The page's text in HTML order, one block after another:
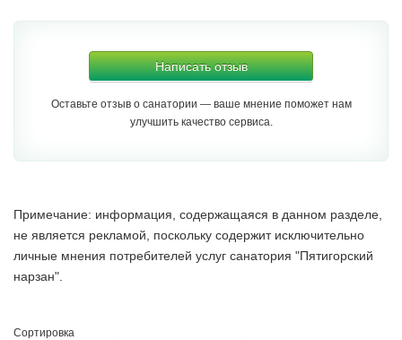
Написать отзыв
Оставьте отзыв о санатории — ваше мнение поможет нам
улучшить качество сервиса.
Примечание: информация, содержащаяся в данном разделе,
не является рекламой, поскольку содержит исключительно
личные мнения потребителей услуг санатория "Пятигорский
нарзан".
Сортировка